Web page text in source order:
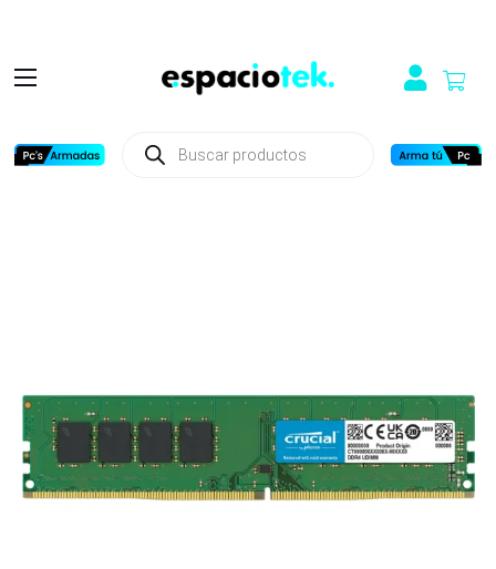
productos